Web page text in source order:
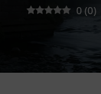
0 (0)